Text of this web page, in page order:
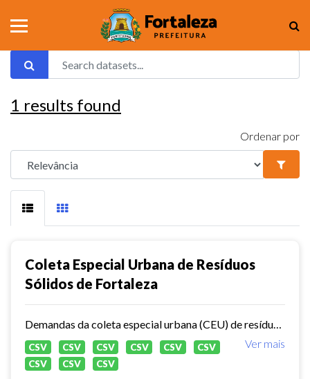
1 results found
Ordenar por
Coleta Especial Urbana de Resíduos
Sólidos de Fortaleza
Ver mais
CSV CSV CSV CSV CSV
CSV
CSV
CSV CSV